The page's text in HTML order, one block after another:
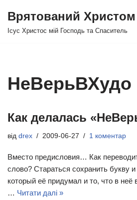
Перейти
Врятований Христом
Ісус Христос мій Господь та Спаситель
НеВерьВХудо
Как делалась
від drex 2009-06-27 1 коментар
Вместо предисловия… Как
слово? Стараться сохранить букву
который её придумал и то, что в неё
… Читати далі »